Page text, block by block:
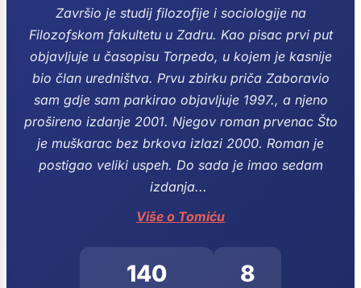
Završio je studij filozofije i sociologije na
Filozofskom fakultetu u Zadru. Kao pisac prvi put
objavljuje u časopisu Torpedo, u kojem je kasnije
bio član uredništva. Prvu zbirku priča Zaboravio
sam gdje sam parkirao objavljuje 1997., a njeno
prošireno izdanje 2001. Njegov roman prvenac Što
je muškarac bez brkova izlazi 2000. Roman je
postigao veliki uspeh. Do sada je imao sedam
izdanja...
Više o Tomiću
140 8